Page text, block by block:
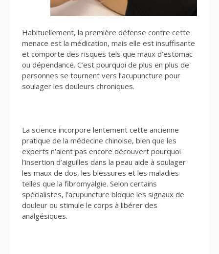
Habituellement, la première défense contre cette
menace est la médication, mais elle est insuffisante
et comporte des risques tels que maux d’estomac
ou dépendance. C’est pourquoi de plus en plus de
personnes se tournent vers l’acupuncture pour
soulager les douleurs chroniques.
La science incorpore lentement cette ancienne
pratique de la médecine chinoise, bien que les
experts n’aient pas encore découvert pourquoi
l’insertion d’aiguilles dans la peau aide à soulager
les maux de dos, les blessures et les maladies
telles que la fibromyalgie. Selon certains
spécialistes, l’acupuncture bloque les signaux de
douleur ou stimule le corps à libérer des
analgésiques.